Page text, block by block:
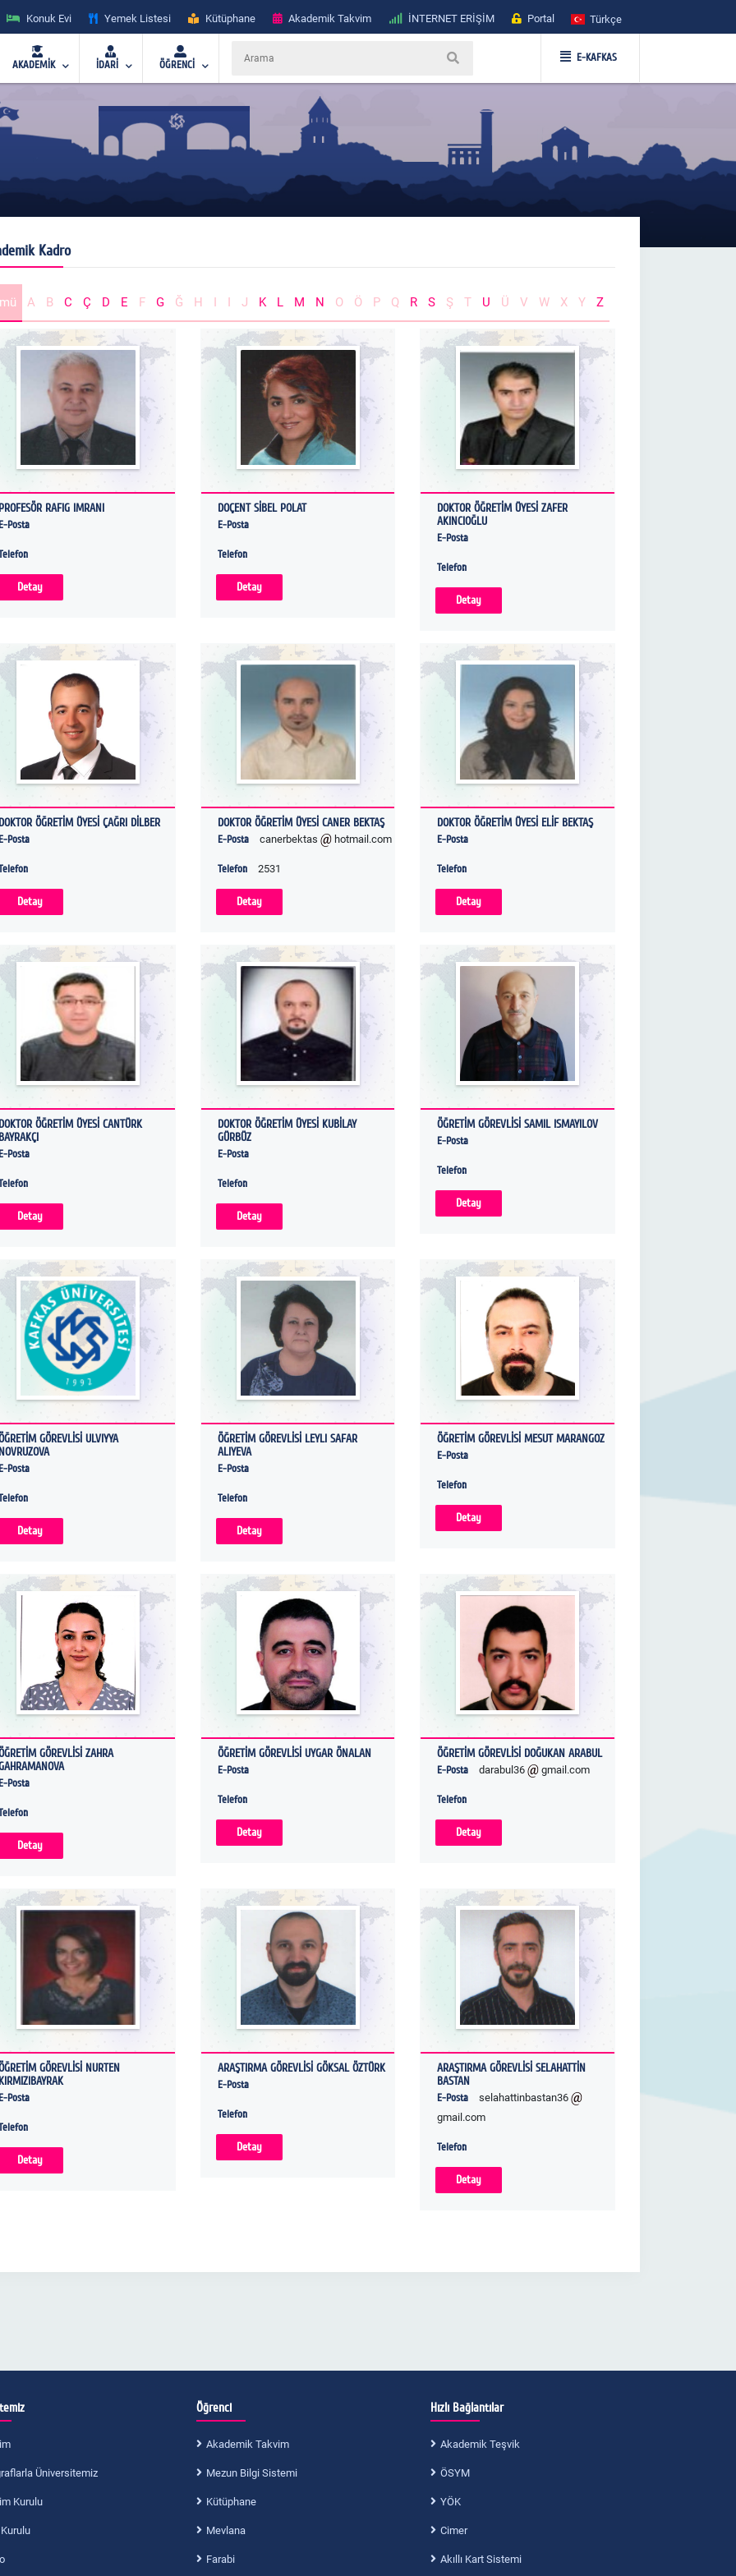
Konuk Evi Yemek Listesi Kütüphane Akademik Takvim İNTERNET ERİŞİM Portal Türkçe
AKADEMİK İDARİ ÖĞRENCİ
E-KAFKAS
Kadro
A B C Ç D E F G Ğ H I I J K L M N O Ö P Q R S Ş T U Ü V W X Y Z
PROFESÖR RAFIG IMRANI
E-Posta
Detay
DOÇENT SİBEL POLAT
E-Posta
Telefon
Detay
DOKTOR ÖĞRETİM ÜYESİ ZAFER
AKINCIOĞLU
E-Posta
Telefon
Detay
DOKTOR ÖĞRETİM ÜYESİ ÇAĞRI DİLBER
E-Posta
Detay
DOKTOR ÖĞRETİM ÜYESİ CANER BEKTAŞ
E-Posta canerbektas hotmail.com
Telefon 2531
Detay
DOKTOR ÖĞRETİM ÜYESİ ELİF BEKTAŞ
E-Posta
Telefon
Detay
DOKTOR ÖĞRETİM ÜYESİ CANTÜRK
BAYRAKÇI
E-Posta
Detay
DOKTOR ÖĞRETİM ÜYESİ KUBİLAY
GÜRBÜZ
E-Posta
Telefon
Detay
ÖĞRETİM GÖREVLİSİ SAMIL ISMAYILOV
E-Posta
Telefon
Detay
GÖREVLİSİ ULVIYYA
NOVRUZOVA
E-Posta
Detay
ÖĞRETİM GÖREVLİSİ LEYLI SAFAR
ALIYEVA
E-Posta
Telefon
Detay
ÖĞRETİM GÖREVLİSİ MESUT MARANGOZ
E-Posta
Telefon
Detay
GÖREVLİSİ ZAHRA
E-Posta
Detay
ÖĞRETİM GÖREVLİSİ UYGAR ÖNALAN
E-Posta
Telefon
Detay
ÖĞRETİM GÖREVLİSİ DOĞUKAN ARABUL
E-Posta darabul36 gmail.com
Telefon
Detay
GÖREVLİSİ NURTEN
KIRMIZIBAYRAK
E-Posta
Detay
ARAŞTIRMA GÖREVLİSİ GÖKSAL ÖZTÜRK
E-Posta
Telefon
Detay
ARAŞTIRMA GÖREVLİSİ SELAHATTİN
BASTAN
E-Posta
selahattinbastan36
gmail.com
Telefon
Detay
Üniversitemiz
Kurulu
Öğrenci
Akademik Takvim
Mezun Bilgi Sistemi
Kütüphane
Mevlana
Farabi
Hızlı Bağlantılar
Akademik Teşvik
ÖSYM
YÖK
Cimer
Akıllı Kart Sistemi